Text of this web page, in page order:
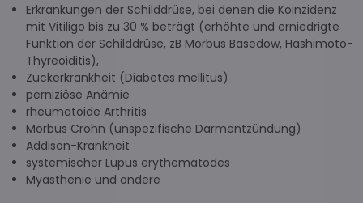
Erkrankungen der Schilddrüse, bei denen die Koinzidenz
mit Vitiligo bis zu 30 % beträgt (erhöhte und erniedrigte
Funktion der Schilddrüse, zB Morbus Basedow, Hashimoto-
Thyreoiditis),
Zuckerkrankheit (Diabetes mellitus)
perniziöse Anämie
rheumatoide Arthritis
Morbus Crohn (unspezifische Darmentzündung)
Addison-Krankheit
systemischer Lupus erythematodes
Myasthenie und andere